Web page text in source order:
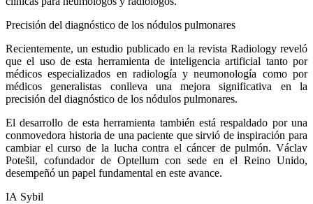
Precisión del diagnóstico de los nódulos pulmonares
Recientemente, un estudio publicado en la revista Radiology reveló
que el uso de esta herramienta de inteligencia artificial tanto por
médicos especializados en radiología y neumonología como por
médicos generalistas conlleva una mejora significativa en la
precisión del diagnóstico de los nódulos pulmonares.
El desarrollo de esta herramienta también está respaldado por una
conmovedora historia de una paciente que sirvió de inspiración para
cambiar el curso de la lucha contra el cáncer de pulmón. Václav
Potešil, cofundador de Optellum con sede en el Reino Unido,
desempeñó un papel fundamental en este avance.
IA Sybil